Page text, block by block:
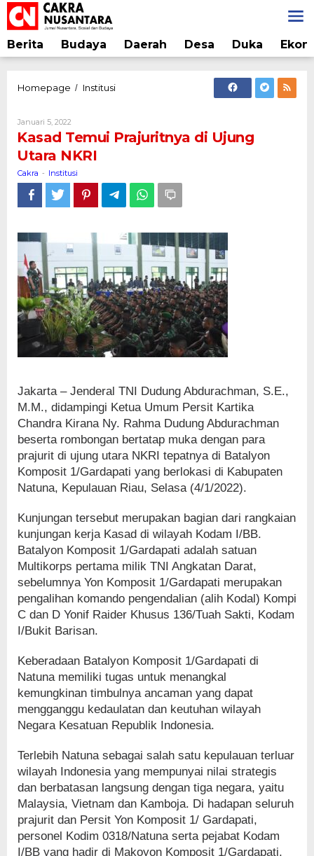
Lewati
ke
konten
Berita Budaya Daerah Desa Duka
Homepage / InstitusiKasad
Ujung
Januari 5, 2022
Cakra
Kasad Temui Prajuritnya di Ujung
Utara NKRI
Cakra - Institusi
Jakarta – Jenderal TNI Dudung Abdurachman, S.E.,
M.M., didampingi Ketua Umum Persit Kartika
Chandra Kirana Ny. Rahma Dudung Abdurachman
beserta rombongan bertatap muka dengan para
prajurit di ujung utara NKRI tepatnya di Batalyon
Komposit 1/Gardapati yang berlokasi di Kabupaten
Natuna, Kepulauan Riau, Selasa (4/1/2022).
Kunjungan tersebut merupakan bagian dari rangkaian
kunjungan kerja Kasad di wilayah Kodam I/BB.
Batalyon Komposit 1/Gardapati adalah satuan
Multikorps pertama milik TNI Angkatan Darat,
sebelumnya Yon Komposit 1/Gardapati merupakan
pengalihan komando pengendalian (alih Kodal) Kompi
C dan D Yonif Raider Khusus 136/Tuah Sakti, Kodam
I/Bukit Barisan.
Keberadaan Batalyon Komposit 1/Gardapati di
Natuna memiliki tugas untuk menangkal
kemungkinan timbulnya ancaman yang dapat
mengganggu kedaulatan dan keutuhan wilayah
Negara Kesatuan Republik Indonesia.
Terlebih Natuna sebagai salah satu kepulauan terluar
wilayah Indonesia yang mempunyai nilai strategis
dan berbatasan langsung dengan tiga negara, yaitu
Malaysia, Vietnam dan Kamboja. Di hadapan seluruh
prajurit dan Persit Yon Komposit 1/ Gardapati,
personel Kodim 0318/Natuna serta pejabat Kodam
I/BB yang hadir di Makoyon Komposit 1/Gardapati,